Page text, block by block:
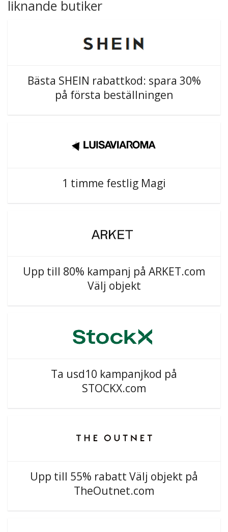
liknande butiker
Bästa SHEIN rabattkod: spara 30%
på första beställningen
1 timme festlig Magi
Upp till 80% kampanj på ARKET.com
Välj objekt
Ta usd10 kampanjkod på
STOCKX.com
Upp till 55% rabatt Välj objekt på
TheOutnet.com